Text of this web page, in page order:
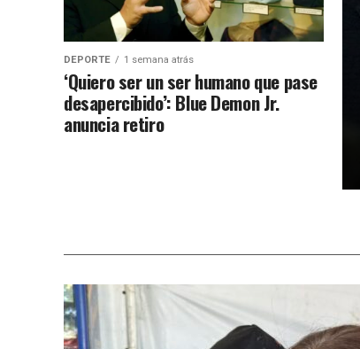
DEPORTE 1 semana atrás
‘Quiero ser un ser humano que pase
desapercibido’: Blue Demon Jr.
anuncia retiro